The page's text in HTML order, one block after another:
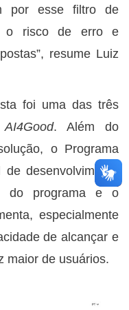
por esse filtro de
o risco de erro e
resume Luiz
foi uma das três
AI4Good. Além do
o Programa
desenvolvimento
do programa e o
especialmente
de alcançar e
maior de usuários.